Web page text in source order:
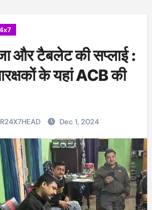
और टैबलेट की सप्लाई :
के यहां ACB की
Dec 1, 2024